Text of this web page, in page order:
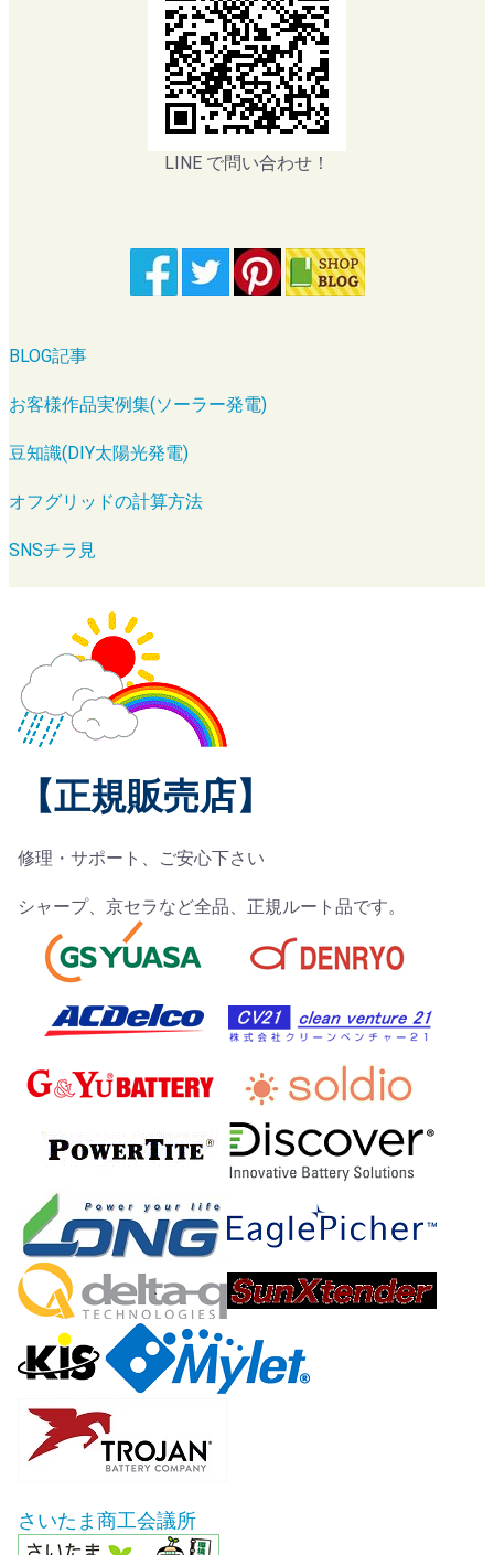
LINE で問い合わせ！
BLOG記事
お客様作品実例集(ソーラー発電)
豆知識(DIY太陽光発電)
オフグリッドの計算方法
SNSチラ見
【正規販売店】
修理・サポート、ご安心下さい
シャープ、京セラなど全品、正規ルート品です。
さいたま商工会議所